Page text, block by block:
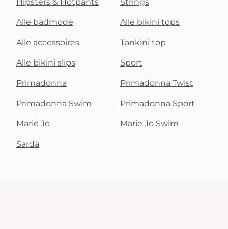
Alle badmode Alle bikini tops
Alle accessoires Tankini top
Alle bikini slips Sport
Primadonna Primadonna Twist
Primadonna Swim Primadonna Sport
Marie Jo Marie Jo Swim
Sarda